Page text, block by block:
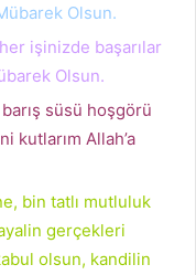
Olsun.
her işinizde başarılar
Olsun.
süsü hoşgörü
kutlarım Allah’a
bin tatlı mutluluk
gerçekleri
olsun, kandilin